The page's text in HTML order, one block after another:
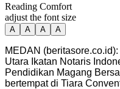
Reading Comfort
adjust the font size
A A A A
MEDAN
Utara Ikatan Notaris
Pendidikan Magang
bertempat di Tiara